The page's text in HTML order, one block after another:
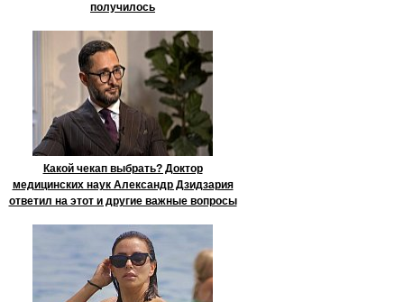
получилось
Какой чекап выбрать? Доктор
медицинских наук Александр Дзидзария
ответил на этот и другие важные вопросы